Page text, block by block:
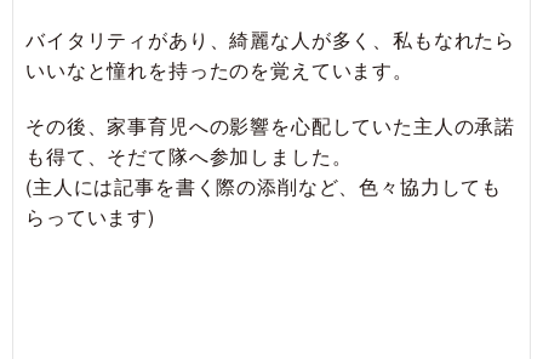
バイタリティがあり、綺麗な人が多く、私もなれたら
いいなと憧れを持ったのを覚えています。
その後、家事育児への影響を心配していた主人の承諾
も得て、そだて隊へ参加しました。
(主人には記事を書く際の添削など、色々協力しても
らっています)